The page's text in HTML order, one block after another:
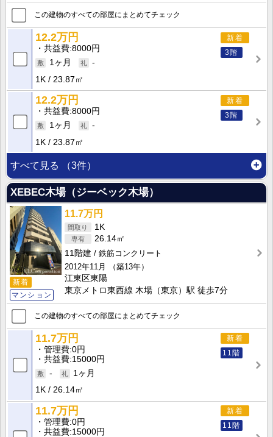
この建物のすべての部屋にまとめてチェック
新着
3階
12.2万円
共益費 8000円
1ヶ月
-
1K
23.87㎡
新着
3階
12.2万円
共益費 8000円
1ヶ月
-
1K
23.87㎡
すべて見る （3件）
XEBEC木場（ジーベック木場）
新着
マンション
11.7万円
1K
26.14㎡
11階建
鉄筋コンクリート
2012年11月
（築13年）
江東区東陽
東京メトロ東西線 木場（東京）駅 徒歩7分
この建物のすべての部屋にまとめてチェック
新着
11階
11.7万円
管理費 0円
共益費 15000円
-
1ヶ月
1K
26.14㎡
新着
11階
11.7万円
管理費 0円
共益費 15000円